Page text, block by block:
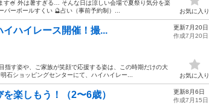
す🍧 外は暑すぎる… そんな日は涼しい会場で夏祭り気分を楽
ーボールすくい 🔮占い（事前予約制）...
お気に入り
イハイレース開催！撮...
指す姿や、ご家族が笑顔で応援する姿は、この時期だけの大
石ショッピングセンターにて、ハイハイレー...
更新7月20日
作成7月20日
お気に入り
楽しもう！（2〜6歳）
更新8月6日
作成7月15日